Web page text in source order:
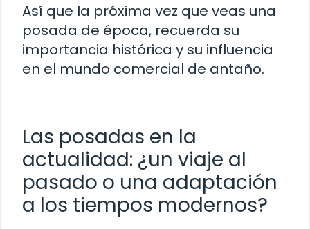
Así que la próxima vez que veas una
posada de época, recuerda su
importancia histórica y su influencia
en el mundo comercial de antaño.
Las posadas en la
actualidad: ¿un viaje al
pasado o una adaptación
a los tiempos modernos?